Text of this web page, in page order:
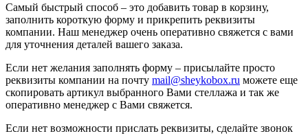
Самый быстрый способ – это добавить товар в корзину,
заполнить короткую форму и прикрепить реквизиты
компании. Наш менеджер очень оперативно свяжется с вами
для уточнения деталей вашего заказа.
Если нет желания заполнять форму – присылайте просто
реквизиты компании на почту mail@sheykobox.ru можете еще
скопировать артикул выбранного Вами стеллажа и так же
оперативно менеджер с Вами свяжется.
Если нет возможности прислать реквизиты, сделайте звонок